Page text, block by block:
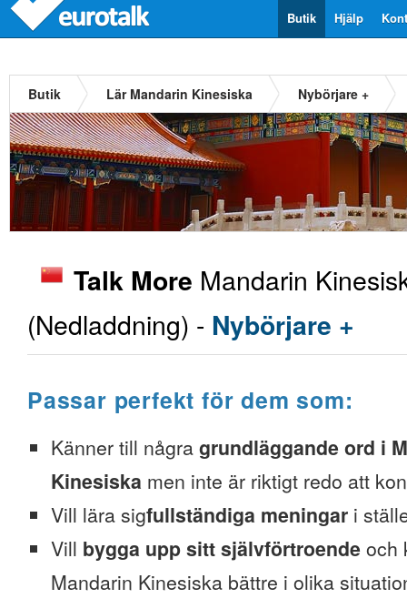
Hjälp
Butik
Butik Lär Mandarin Kinesiska Nybörjare +
Talk More Mandarin
(Nedladdning) - Nybörjare +
Passar perfekt för dem som:
Känner till några grundläggande ord i
Kinesiska men inte är riktigt redo att
Vill lära sigfullständiga meningar i
Vill bygga upp sitt självförtroende och
Mandarin Kinesiska bättre i olika